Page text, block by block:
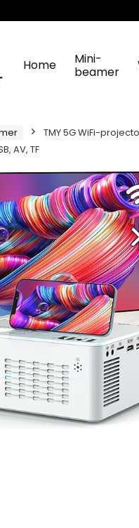
Home
Mini-
beamer
TMY 5G WiFi-
AV, TF